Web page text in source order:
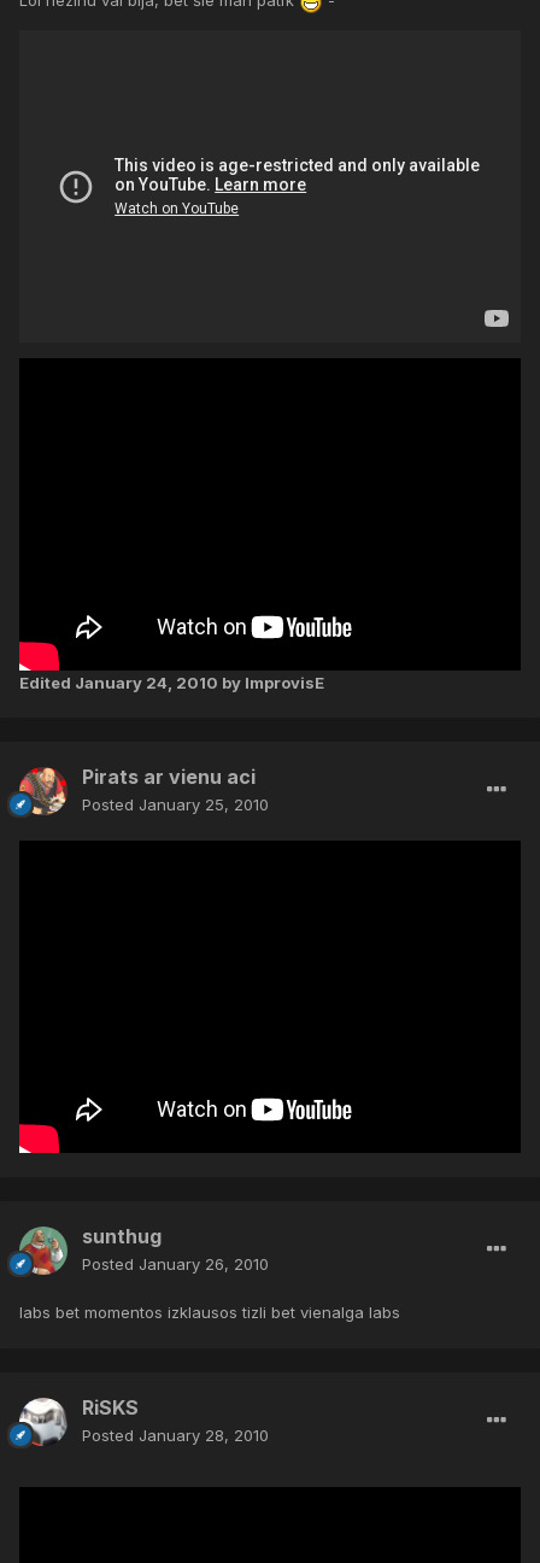
Edited January 24, 2010 by ImprovisE
Pirats ar vienu aci
Posted January 25, 2010
sunthug
Posted January 26, 2010
labs bet momentos izklausos tizli bet vienalga labs
RiSKS
Posted January 28, 2010